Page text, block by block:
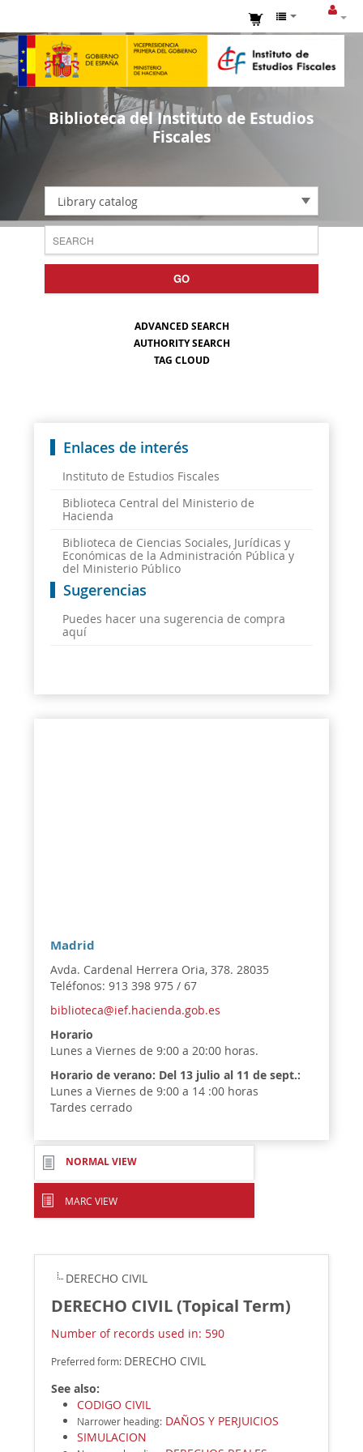
Biblioteca del Instituto de Estudios
Fiscales
Library catalog
GO
ADVANCED SEARCH
AUTHORITY SEARCH
TAG CLOUD
Enlaces de interés
Instituto de Estudios Fiscales
Biblioteca Central del Ministerio de
Hacienda
Biblioteca de Ciencias Sociales, Jurídicas y
Económicas de la Administración Pública y
del Ministerio Público
Sugerencias
Puedes hacer una sugerencia de compra
aquí
Madrid
Avda. Cardenal Herrera Oria, 378. 28035
Teléfonos: 913 398 975 / 67
biblioteca@ief.hacienda.gob.es
Horario
Lunes a Viernes de 9:00 a 20:00 horas.
Horario de verano: Del 13 julio al 11 de sept.:
Lunes a Viernes de 9:00 a 14 :00 horas
Tardes cerrado
NORMAL VIEW
MARC VIEW
DERECHO CIVIL
DERECHO CIVIL (Topical Term)
Number of records used in: 590
Preferred form: DERECHO CIVIL
See also:
CODIGO CIVIL
Narrower heading: DAÑOS Y PERJUICIOS
SIMULACION